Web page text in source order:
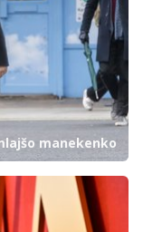
manekenko